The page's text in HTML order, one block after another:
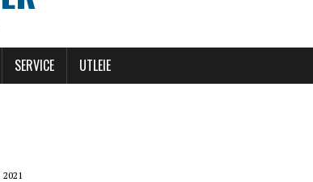
SERVICE UTLEIE